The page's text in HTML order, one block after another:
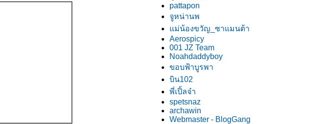
pattapon
จูหน่านพ
ม่น้องขวัญ_ซาแมนต้า
Aerospicy
001 JZ Team
Noahdaddyboy
ขอบฟ้าบูรพา
บิน102
พี่เปิ้ลจ๋า
spetsnaz
archawin
Webmaster - BlogGang